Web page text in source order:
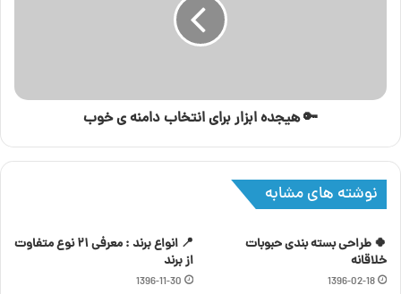
🔑 هیجده ابزار برای انتخاب دامنه ی خوب
نوشته های مشابه
🍀 طراحی بسته بندی حبوبات
خلاقانه
1396-02-18
📍 انواع برند : معرفی ۲۱ نوع متفاوت
از برند
1396-11-30